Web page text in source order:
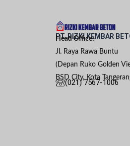
PT. RIZKI KEMBAR
Head Office:
Jl. Raya Rawa Buntu
(Depan Ruko Golden
BSD City, Kota
(021) 7567-1006